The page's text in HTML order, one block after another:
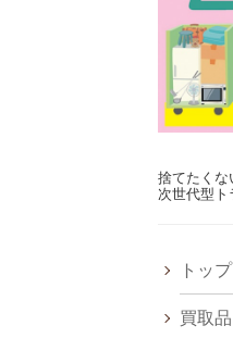
捨てたくな
次世代型ト
トップ
買取